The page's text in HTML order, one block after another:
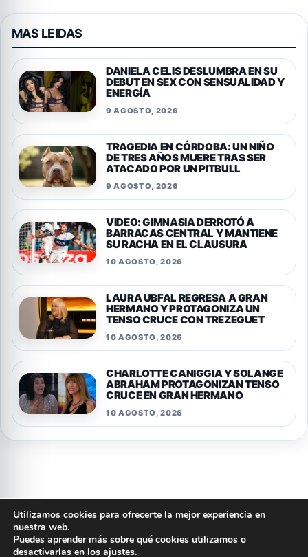
MAS LEIDAS
DANIELA CELIS DESLUMBRA EN SU
DEBUT EN SEX CON SENSUALIDAD Y
ENERGÍA
9 AGOSTO, 2026
TRAGEDIA EN CÓRDOBA: UN NIÑO
DE TRES AÑOS MUERE TRAS SER
ATACADO POR UN PITBULL
9 AGOSTO, 2026
VIDEO: GIMNASIA DERROTÓ A
BARRACAS CENTRAL Y MANTIENE
SU RACHA EN EL CLAUSURA
10 AGOSTO, 2026
LAURA UBFAL REGRESA A GRAN
HERMANO Y PROTAGONIZA UN
TENSO CRUCE CON TREZEGUET
10 AGOSTO, 2026
CHARLOTTE CANIGGIA Y SOLANGE
ABRAHAM PROTAGONIZAN TENSO
CRUCE EN GRAN HERMANO
10 AGOSTO, 2026
PrivacidadCookiesTerminos y condicionesAviso legal
Quienes somosPolitica editorialContacto
© 2026 ARGENTINA PORTAL
Utilizamos cookies para ofrecerte la mejor experiencia en
nuestra web.
Puedes aprender más sobre qué cookies utilizamos o
desactivarlas en los ajustes.